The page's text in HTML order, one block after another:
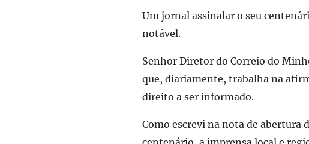
Um jornal assinalar o seu
notável.
Senhor Diretor do Correio do
que, diariamente, trabalha na
direito a ser informado.
Como escrevi na nota de abertura